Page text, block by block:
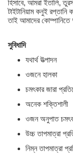
হিসাবে, আমরা ইতালি,
টাইটানিয়াম কনুই
তাই আমাদের
সুবিধাদি
যথার্থ উত্পাদন
ওজনে হালকা
চমৎকার জারা
অনেক শক্তিশালী
ওজন অনুপাত
উচ্চ তাপমাত্রা
নিম্ন তাপমাত্রা